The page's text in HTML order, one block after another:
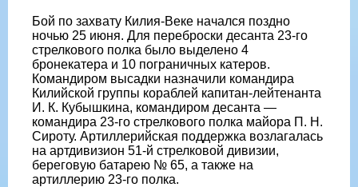
Бой по захвату Килия-Веке начался поздно
ночью 25 июня. Для переброски десанта 23-го
стрелкового полка было выделено 4
бронекатера и 10 пограничных катеров.
Командиром высадки назначили командира
Килийской группы кораблей капитан-лейтенанта
И. К. Кубышкина, командиром десанта —
командира 23-го стрелкового полка майора П. Н.
Сироту. Артиллерийская поддержка возлагалась
на артдивизион 51-й стрелковой дивизии,
береговую батарею № 65, а также на
артиллерию 23-го полка.